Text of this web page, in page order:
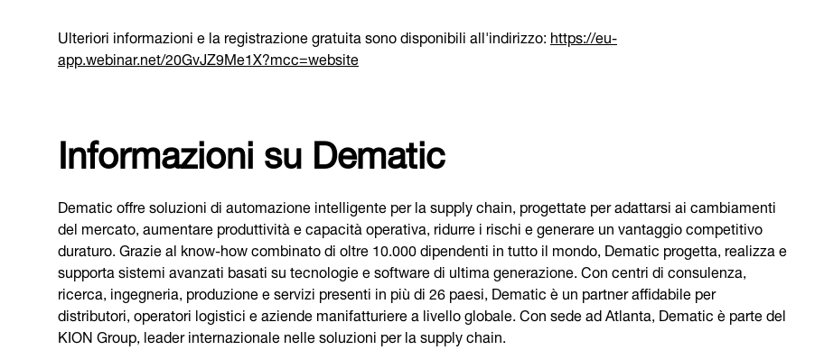
Ulteriori informazioni e la registrazione gratuita sono disponibili all'indirizzo:https://eu-
app.webinar.net/20GvJZ9Me1X?mcc=website
Informazioni su Dematic
Dematic offre soluzioni di automazione intelligente per la supply chain, progettate per adattarsi ai cambiamenti
del mercato, aumentare produttività e capacità operativa, ridurre i rischi e generare un vantaggio competitivo
duraturo. Grazie al know‑how combinato di oltre 10.000 dipendenti in tutto il mondo, Dematic progetta, realizza e
supporta sistemi avanzati basati su tecnologie e software di ultima generazione. Con centri di consulenza,
ricerca, ingegneria, produzione e servizi presenti in più di 26 paesi, Dematic è un partner affidabile per
distributori, operatori logistici e aziende manifatturiere a livello globale. Con sede ad Atlanta, Dematic è parte del
KION Group, leader internazionale nelle soluzioni per la supply chain.